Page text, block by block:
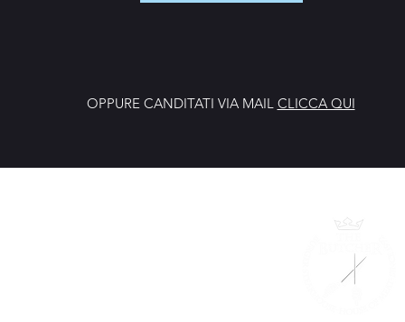
OPPURE CANDITATI VIA MAIL CLICCA QUI